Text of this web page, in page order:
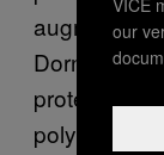
augmenté
Dorner, une
protection
VICE
our